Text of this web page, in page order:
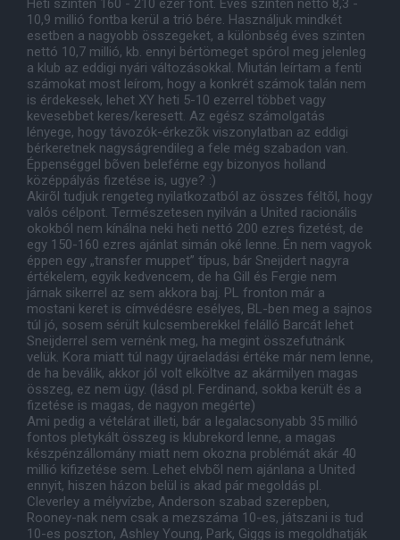
Heti szinten 160 - 210 ezer font. Éves szinten nettó 8,3 -
10,9 millió fontba kerül a trió bére. Használjuk mindkét
esetben a nagyobb összegeket, a különbség éves szinten
nettó 10,7 millió, kb. ennyi bértömeget spórol meg jelenleg
a klub az eddigi nyári változásokkal. Miután leírtam a fenti
számokat most leírom, hogy a konkrét számok talán nem
is érdekesek, lehet XY heti 5-10 ezerrel többet vagy
kevesebbet keres/keresett. Az egész számolgatás
lényege, hogy távozók-érkezõk viszonylatban az eddigi
bérkeretnek nagyságrendileg a fele még szabadon van.
Éppenséggel bõven beleférne egy bizonyos holland
középpályás fizetése is, ugye? :)
Akirõl tudjuk rengeteg nyilatkozatból az összes féltõl, hogy
valós célpont. Természetesen nyilván a United racionális
okokból nem kínálna neki heti nettó 200 ezres fizetést, de
egy 150-160 ezres ajánlat simán oké lenne. Én nem vagyok
éppen egy „transfer muppet” típus, bár Sneijdert nagyra
értékelem, egyik kedvencem, de ha Gill és Fergie nem
járnak sikerrel az sem akkora baj. PL fronton már a
mostani keret is címvédésre esélyes, BL-ben meg a sajnos
túl jó, sosem sérült kulcsemberekkel felálló Barcát lehet
Sneijderrel sem vernénk meg, ha megint összefutnánk
velük. Kora miatt túl nagy újraeladási értéke már nem lenne,
de ha beválik, akkor jól volt elköltve az akármilyen magas
összeg, ez nem ügy. (lásd pl. Ferdinand, sokba került és a
fizetése is magas, de nagyon megérte)
Ami pedig a vételárat illeti, bár a legalacsonyabb 35 millió
fontos pletykált összeg is klubrekord lenne, a magas
készpénzállomány miatt nem okozna problémát akár 40
millió kifizetése sem. Lehet elvbõl nem ajánlana a United
ennyit, hiszen házon belül is akad pár megoldás pl.
Cleverley a mélyvízbe, Anderson szabad szerepben,
Rooney-nak nem csak a mezszáma 10-es, játszani is tud
10-es poszton, Ashley Young, Park, Giggs is megoldhatják